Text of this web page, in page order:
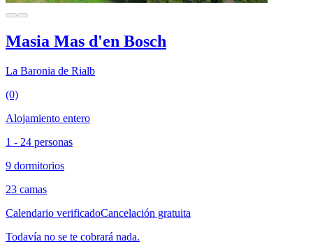
Masia Mas d'en Bosch
La Baronia de Rialb
(0)
Alojamiento entero
1 - 24 personas
9 dormitorios
23 camas
Calendario verificadoCancelación gratuita
Todavía no se te cobrará nada.